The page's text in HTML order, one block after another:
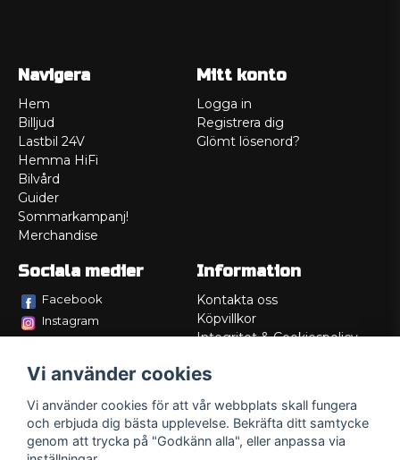
Navigera
Hem
Billjud
Lastbil 24V
Hemma HiFi
Bilvård
Guider
Sommarkampanj!
Merchandise
Mitt konto
Logga in
Registrera dig
Glömt lösenord?
Sociala medier
Facebook
Instagram
Information
Kontakta oss
Köpvillkor
Integritet & Cookiespolicy
Service/Garanti
Lådritning
Om oss
Vi använder cookies
Vi använder cookies för att vår webbplats skall fungera
och erbjuda dig bästa upplevelse. Bekräfta ditt samtycke
genom att trycka på "Godkänn alla", eller anpassa via